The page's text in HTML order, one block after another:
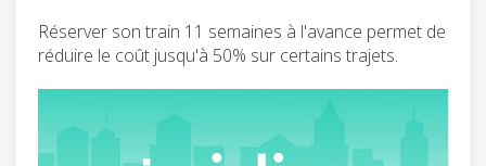
Réserver son train 11 semaines à l'avance permet de
réduire le coût jusqu'à 50% sur certains trajets.